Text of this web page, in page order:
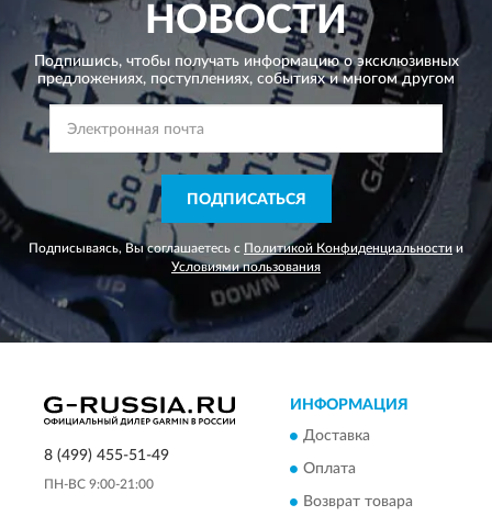
НОВОСТИ
Подпишись, чтобы получать информацию о эксклюзивных
предложениях, поступлениях, событиях и многом другом
ПОДПИСАТЬСЯ
Подписываясь, Вы соглашаетесь с Политикой Конфиденциальности и
Условиями пользования
8 (499) 455-51-49
ПН-ВС 9:00-21:00
ИНФОРМАЦИЯ
Доставка
Оплата
Возврат товара